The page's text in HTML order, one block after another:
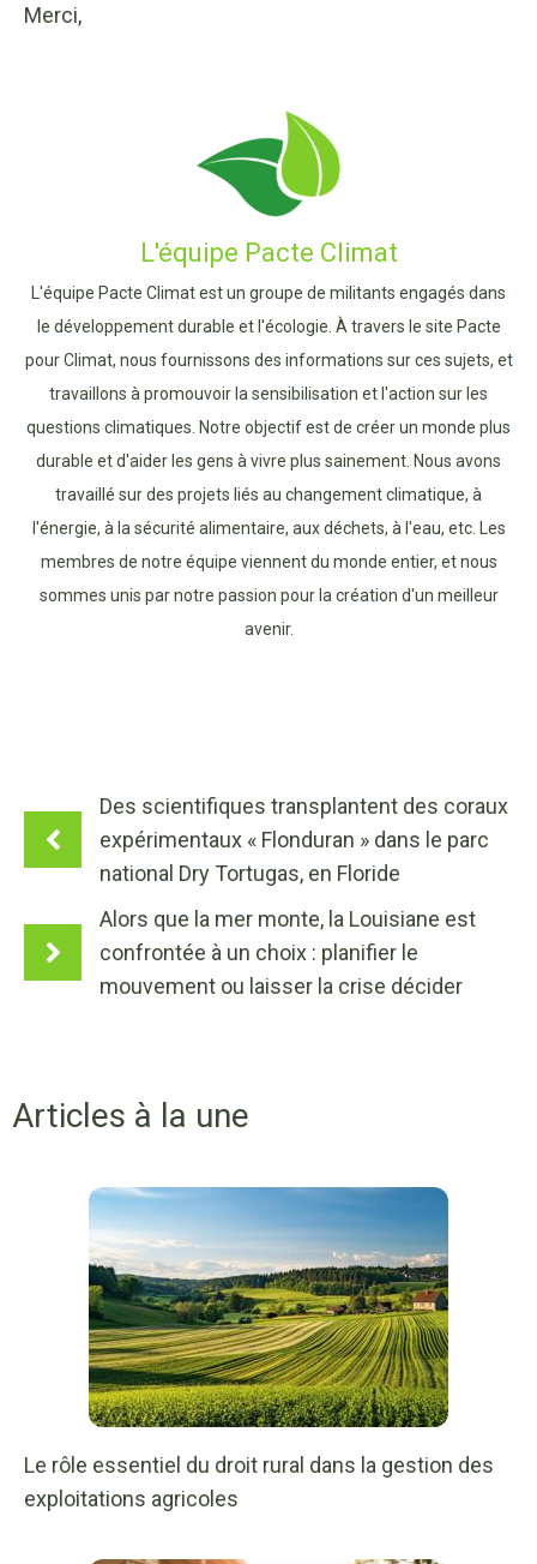
Merci,
L'équipe Pacte Climat
L'équipe Pacte Climat est un groupe de militants engagés dans
le développement durable et l'écologie. À travers le site Pacte
pour Climat, nous fournissons des informations sur ces sujets, et
travaillons à promouvoir la sensibilisation et l'action sur les
questions climatiques. Notre objectif est de créer un monde plus
durable et d'aider les gens à vivre plus sainement. Nous avons
travaillé sur des projets liés au changement climatique, à
l'énergie, à la sécurité alimentaire, aux déchets, à l'eau, etc. Les
membres de notre équipe viennent du monde entier, et nous
sommes unis par notre passion pour la création d'un meilleur
avenir.
Des scientifiques transplantent des coraux
expérimentaux « Flonduran » dans le parc
national Dry Tortugas, en Floride
Alors que la mer monte, la Louisiane est
confrontée à un choix : planifier le
mouvement ou laisser la crise décider
Articles à la une
Le rôle essentiel du droit rural dans la gestion des
exploitations agricoles